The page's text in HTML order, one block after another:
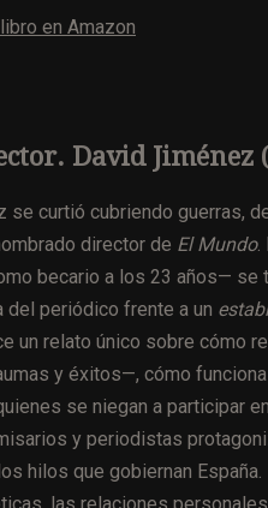
en Amazon
David Jiménez
se curtió cubriendo guerras,
director de El Mundo.
becario a los 23 años— se
del periódico frente a un
un relato único sobre cómo
y éxitos—, cómo
se niegan a participar
y periodistas
hilos que gobiernan España.
las relaciones